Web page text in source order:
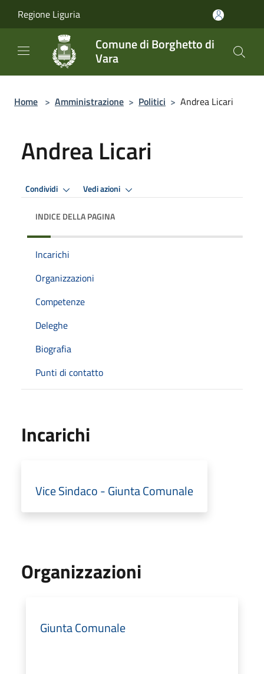
Regione Liguria
Comune di Borghetto di
Vara
Home > Amministrazione > Politici > Andrea Licari
Andrea Licari
Condividi Vedi azioni
INDICE DELLA PAGINA
Incarichi
Organizzazioni
Competenze
Deleghe
Biografia
Punti di contatto
Incarichi
Vice Sindaco - Giunta Comunale
Organizzazioni
Giunta Comunale